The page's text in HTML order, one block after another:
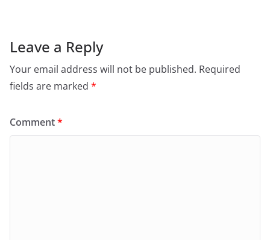
Leave a Reply
Your email address will not be published. Required
fields are marked *
Comment*